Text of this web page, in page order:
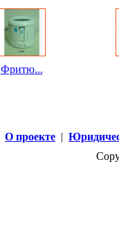
Фритю...
О проекте |